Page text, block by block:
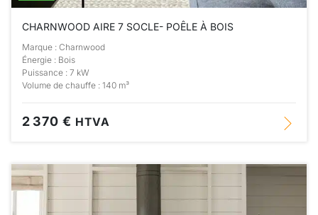
CHARNWOOD AIRE 7 SOCLE- POÊLE À BOIS
Marque : Charnwood
Énergie : Bois
Puissance : 7 kW
Volume de chauffe : 140 m³
2 370 € HTVA